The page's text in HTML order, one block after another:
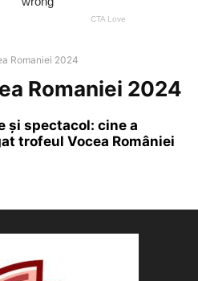
Romaniei 2024
Romaniei 2024
și spectacol: cine a
trofeul Vocea României